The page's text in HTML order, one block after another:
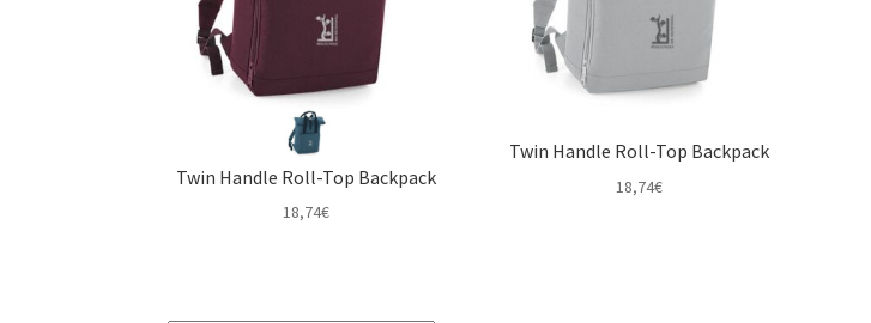
Twin Handle Roll-Top Backpack
18,74€
Twin Handle Roll-Top Backpack
18,74€